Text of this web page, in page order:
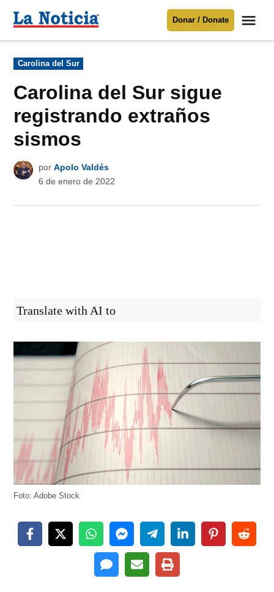
Para mantenerte informado necesitamos
Donar
contenido
Noticia
Donar / Donate
Publicado
en
Carolina del Sur
Carolina del Sur sigue
registrando extraños
sismos
por Apolo Valdés
6 de enero de 2022
Translate with AI to
Foto: Adobe Stock